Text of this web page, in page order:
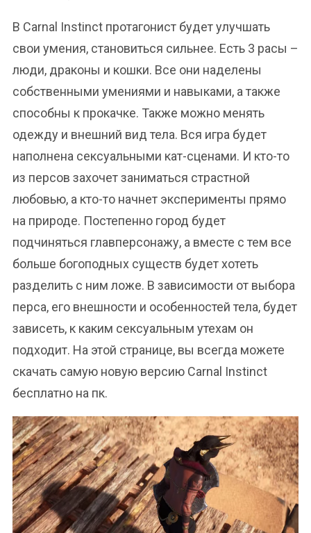
В Carnal Instinct протагонист будет улучшать
свои умения, становиться сильнее. Есть 3 расы –
люди, драконы и кошки. Все они наделены
собственными умениями и навыками, а также
способны к прокачке. Также можно менять
одежду и внешний вид тела. Вся игра будет
наполнена сексуальными кат-сценами. И кто-то
из персов захочет заниматься страстной
любовью, а кто-то начнет эксперименты прямо
на природе. Постепенно город будет
подчиняться главперсонажу, а вместе с тем все
больше богоподных существ будет хотеть
разделить с ним ложе. В зависимости от выбора
перса, его внешности и особенностей тела, будет
зависеть, к каким сексуальным утехам он
подходит. На этой странице, вы всегда можете
скачать самую новую версию Carnal Instinct
бесплатно на пк.